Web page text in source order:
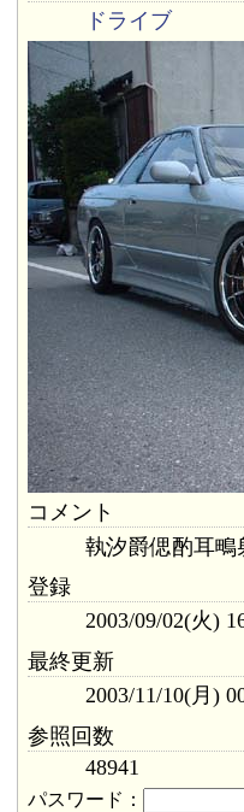
ドライブ
コメント
執汐爵偲酌耳鴫
登録
2003/09/02(火)
最終更新
2003/11/10(月)
参照回数
48941
パスワード：